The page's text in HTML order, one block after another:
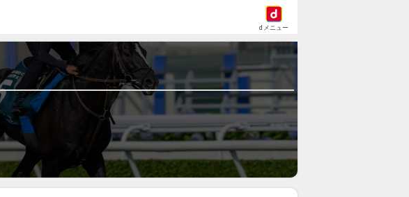
dメニュー